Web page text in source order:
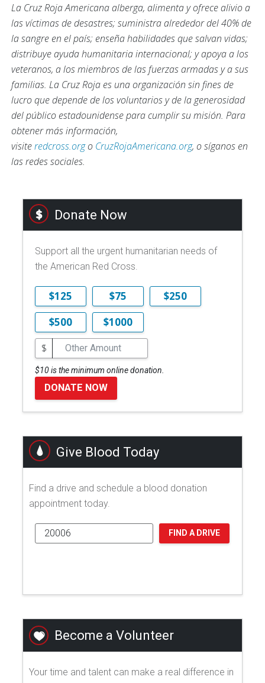
La Cruz Roja Americana alberga, alimenta y ofrece alivio a
las víctimas de desastres; suministra alrededor del 40% de
la sangre en el país; enseña habilidades que salvan vidas;
distribuye ayuda humanitaria internacional; y apoya a los
veteranos, a los miembros de las fuerzas armadas y a sus
familias. La Cruz Roja es una organización sin fines de
lucro que depende de los voluntarios y de la generosidad
del público estadounidense para cumplir su misión. Para
obtener más información,
visiteredcross.orgo CruzRojaAmericana.org, o síganos en
las redes sociales.
Donate Now
Support all the urgent humanitarian needs of
the American Red Cross.
$125 $75
$250
$500
$1000
$
$10 is the minimum online donation.
DONATE NOW
Give Blood Today
Find a drive and schedule a blood donation
appointment today.
FIND A DRIVE
Become a Volunteer
Your time and talent can make a real difference in